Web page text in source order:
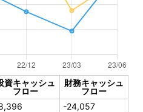
資キャッシュ
フロー
財務キャッシュ
フロー
-24,057